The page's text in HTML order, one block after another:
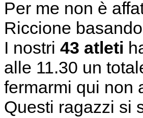
Per me non è
Riccione
I nostri 43 atleti
alle 11.30 un
fermarmi qui non
Questi ragazzi si